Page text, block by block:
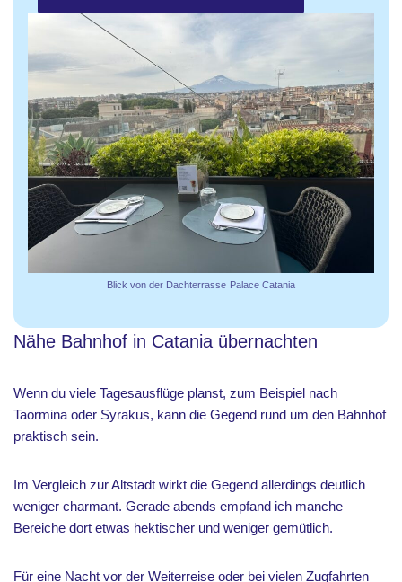
Blick von der Dachterrasse Palace Catania
Nähe Bahnhof in Catania übernachten
Wenn du viele Tagesausflüge planst, zum Beispiel nach
Taormina oder Syrakus, kann die Gegend rund um den Bahnhof
praktisch sein.
Im Vergleich zur Altstadt wirkt die Gegend allerdings deutlich
weniger charmant. Gerade abends empfand ich manche
Bereiche dort etwas hektischer und weniger gemütlich.
Für eine Nacht vor der Weiterreise oder bei vielen Zugfahrten